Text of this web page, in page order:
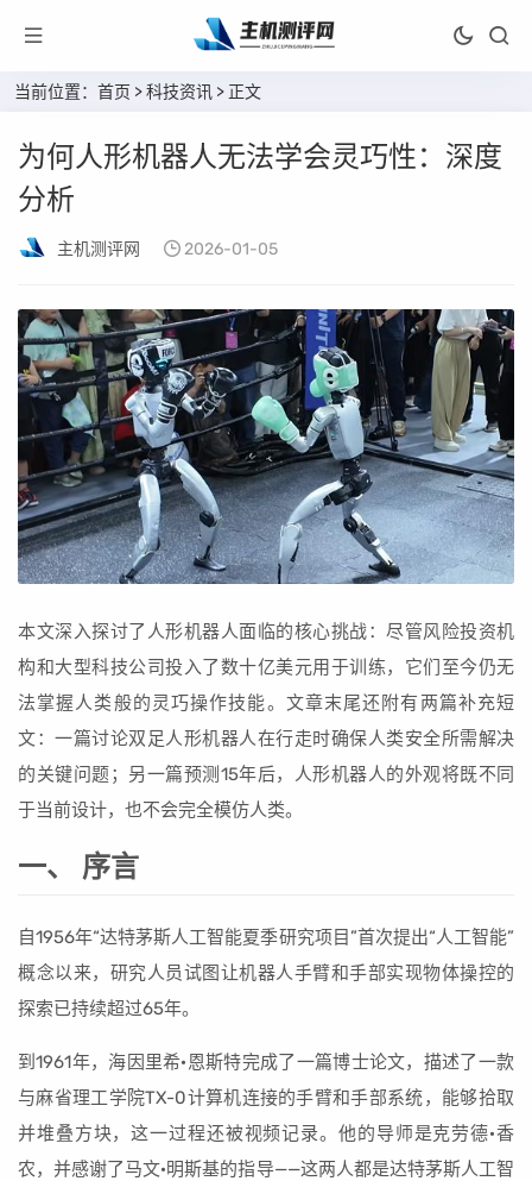
当前位置： 首页 >科技资讯 > 正文
为何人形机器人无法学会灵巧性：深度
分析
主机测评网 2026-01-05
本文深入探讨了人形机器人面临的核心挑战：尽管风险投资机
构和大型科技公司投入了数十亿美元用于训练，它们至今仍无
法掌握人类般的灵巧操作技能。文章末尾还附有两篇补充短
文：一篇讨论双足人形机器人在行走时确保人类安全所需解决
的关键问题；另一篇预测15年后，人形机器人的外观将既不同
于当前设计，也不会完全模仿人类。
一、 序言
自1956年“达特茅斯人工智能夏季研究项目”首次提出“人工智能”
概念以来，研究人员试图让机器人手臂和手部实现物体操控的
探索已持续超过65年。
到1961年，海因里希·恩斯特完成了一篇博士论文，描述了一款
与麻省理工学院TX-0计算机连接的手臂和手部系统，能够拾取
并堆叠方块，这一过程还被视频记录。他的导师是克劳德·香
农，并感谢了马文·明斯基的指导——这两人都是达特茅斯人工智